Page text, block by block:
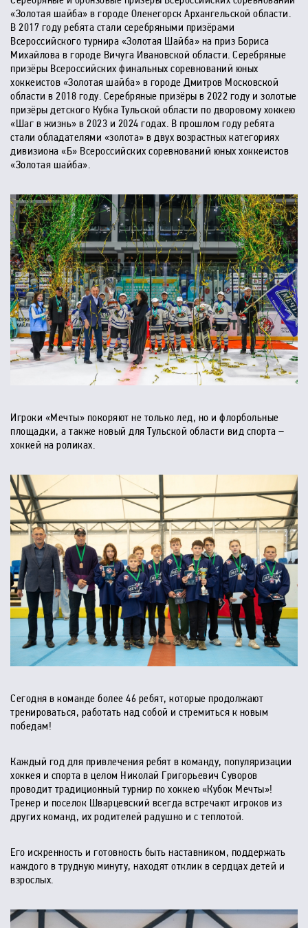
«Золотая шайба» в городе Оленегорск Архангельской области.
В 2017 году ребята стали серебряными призёрами
Всероссийского турнира «Золотая Шайба» на приз Бориса
Михайлова в городе Вичуга Ивановской области. Серебряные
призёры Всероссийских финальных соревнований юных
хоккеистов «Золотая шайба» в городе Дмитров Московской
области в 2018 году. Серебряные призёры в 2022 году и золотые
призёры детского Кубка Тульской области по дворовому хоккею
«Шаг в жизнь» в 2023 и 2024 годах. В прошлом году ребята
стали обладателями «золота» в двух возрастных категориях
дивизиона «Б» Всероссийских соревнований юных хоккеистов
«Золотая шайба».
Игроки «Мечты» покоряют не только лед, но и флорбольные
площадки, а также новый для Тульской области вид спорта –
хоккей на роликах.
Сегодня в команде более 46 ребят, которые продолжают
тренироваться, работать над собой и стремиться к новым
победам!
Каждый год для привлечения ребят в команду, популяризации
хоккея и спорта в целом Николай Григорьевич Суворов
проводит традиционный турнир по хоккею «Кубок Мечты»!
Тренер и поселок Шварцевский всегда встречают игроков из
других команд, их родителей радушно и с теплотой.
Его искренность и готовность быть наставником, поддержать
каждого в трудную минуту, находят отклик в сердцах детей и
взрослых.